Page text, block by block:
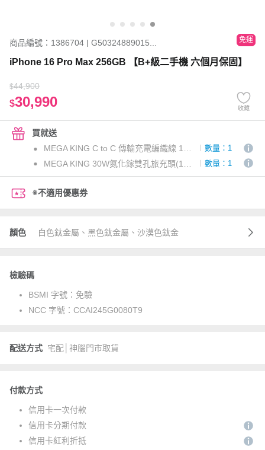
商品編號：1386704 | G50324889015... 免運
iPhone 16 Pro Max 256GB 【B+級二手機 六個月保固】
$44,900
$30,990 收藏
買就送
MEGA KING C to C 傳輸充電編織線 1M 白
數量：1
數量：1
※不適用優惠券
顏色 白色鈦金屬、黑色鈦金屬、沙漠色鈦金
檢驗碼
BSMI 字號： 免驗
NCC 字號： CCAI245G0080T9
配送方式 宅配│神腦門市取貨
付款方式
信用卡一次付款
信用卡分期付款
信用卡紅利折抵